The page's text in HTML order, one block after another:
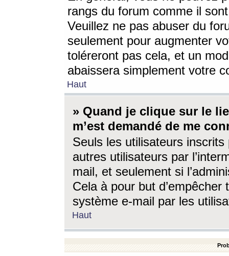
rangs du forum comme il
Veuillez ne pas abuser du
seulement pour augmenter
toléreront pas cela, et un
abaissera simplement votre
Haut
» Quand je clique sur le
m’est demandé de me
Seuls les utilisateurs
autres utilisateurs par
mail, et seulement si
Cela à pour but
système e-mail par les
Haut